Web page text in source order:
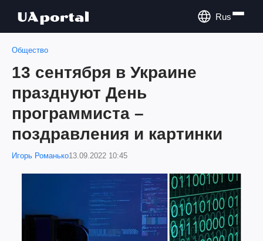
Rus
Общество
13 сентября в Украине
празднуют День
программиста –
поздравления и картинки
Игорь Романько13.09.2022 10:45